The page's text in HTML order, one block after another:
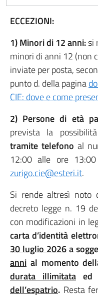
ECCEZIONI:
1) Minori di 12 anni:si
minori di anni 12 (non
inviate per posta,
punto d. della pagina
CIE: dove e come
2) Persone di età
prevista la
tramite telefono al
12:00 alle ore
zurigo.cie@esteri.it.
Si rende altresì noto
decreto legge n. 19
con modificazioni in
carta d’identità
30 luglio 2026a
anni al momento
durata illimitataed
dell’espatrio. Resta